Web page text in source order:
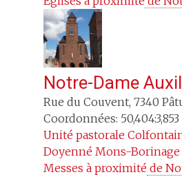
Notre-Dame
Rue du Couvent, 7340
Coordonnées: 50,404:3,853
Unité pastorale
Doyenné Mons-Borinage
Messes à proximité de